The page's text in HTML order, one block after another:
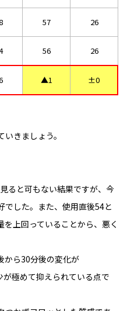
57 26
56 26
▲1 ±0
きましょう。
ると可もない結果ですが、今
でした。また、使用直後54と
上回っていることから、悪く
から30分後の変化が
極めて抑えられている点で